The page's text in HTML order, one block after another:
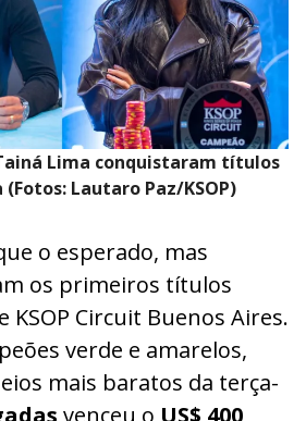
Lima conquistaram títulos
Lautaro Paz/KSOP)
o esperado, mas
os primeiros títulos
KSOP Circuit Buenos Aires.
verde e amarelos,
mais baratos da terça-
venceu o US$ 400